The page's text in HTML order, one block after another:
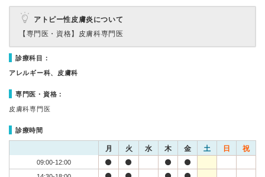
アトピー性皮膚炎について
【専門医・資格】 皮膚科専門医
診療科目：
アレルギー科、皮膚科
専門医・資格：
皮膚科専門医
診療時間
月 火 水 木 金 土 日 祝
09:00-12:00